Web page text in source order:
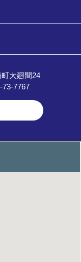
大廻間24
7767